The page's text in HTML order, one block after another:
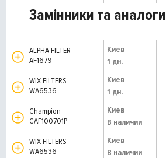
Замінники та аналоги
ALPHA FILTER
AF1679
Киев
1 дн.
WIX FILTERS
WA6536
Киев
1 дн.
Champion
CAF100701P
Киев
В наличии
WIX FILTERS
WA6536
Киев
В наличии